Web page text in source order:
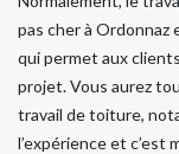
pas cher à Ordonnaz
qui permet aux
projet. Vous aurez
travail de toiture,
l’expérience et c’est